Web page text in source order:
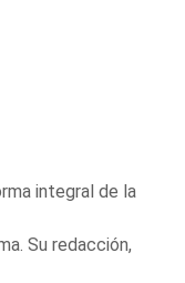
integral de la
Su redacción,